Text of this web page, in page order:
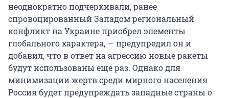
неоднократно подчеркивали, ранее
спровоцированный Западом региональный
конфликт на Украине приобрел элементы
глобального характера, — предупредил он и
добавил, что в ответ на агрессию новые ракеты
будут использованы еще раз. Однако для
минимизации жертв среди мирного населения
Россия будет предупреждать западные страны о